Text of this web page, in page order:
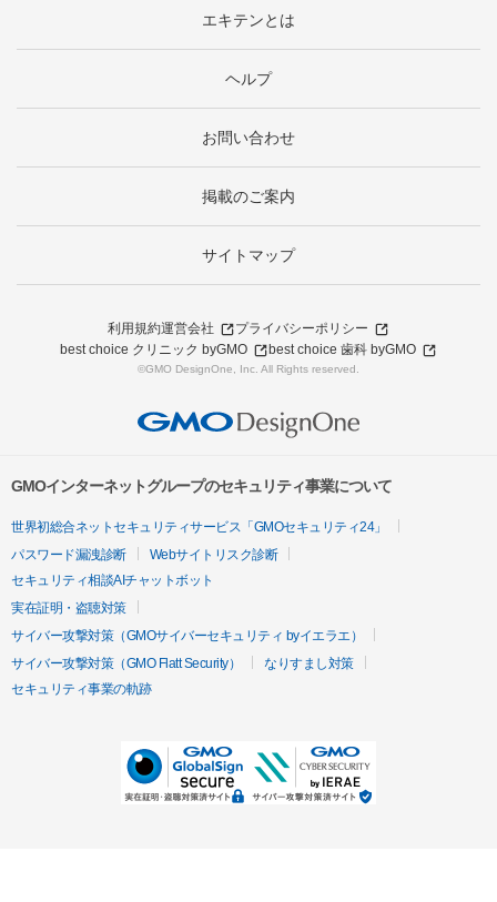
エキテンとは
ヘルプ
お問い合わせ
掲載のご案内
サイトマップ
利用規約運営会社
プライバシーポリシー
best choice クリニック byGMO
best choice 歯科 byGMO
©GMO DesignOne, Inc. All Rights reserved.
GMOインターネットグループのセキュリティ事業について
世界初総合ネットセキュリティサービス「GMOセキュリティ24」
パスワード漏洩診断
Webサイトリスク診断
セキュリティ相談AIチャットボット
実在証明・盗聴対策
サイバー攻撃対策（GMOサイバーセキュリティ byイエラエ）
サイバー攻撃対策（GMO Flatt Security）
なりすまし対策
セキュリティ事業の軌跡